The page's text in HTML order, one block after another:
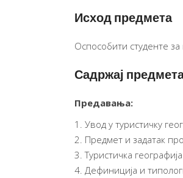
Исход предмета
Оспособити студенте
Садржај
Предавања:
1. Увод у туристичку
2. Предмет и задатак
3. Туристичка
4. Дефиниција и